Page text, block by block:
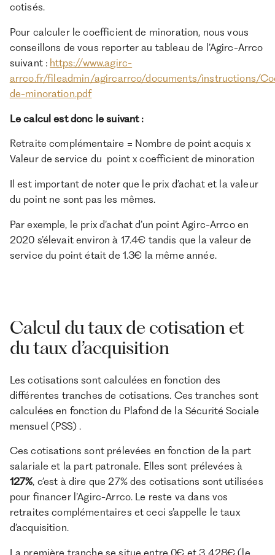
cotisés.
Pour calculer le coefficient de minoration, nous vous
conseillons de vous reporter au tableau de l’Agirc-Arrco
suivant : https://www.agirc-
arrco.fr/fileadmin/agircarrco/documents/instructions/
de-minoration.pdf
Le calcul est donc le suivant :
Retraite complémentaire = Nombre de point acquis x
Valeur de service du point x coefficient de minoration
Il est important de noter que le prix d’achat et la valeur
du point ne sont pas les mêmes.
Par exemple, le prix d’achat d’un point Agirc-Arrco en
2020 s’élevait environ à 17.4€ tandis que la valeur de
service du point était de 1.3€ la même année.
Calcul du taux de cotisation et
du taux d’acquisition
Les cotisations sont calculées en fonction des
différentes tranches de cotisations. Ces tranches sont
calculées en fonction du Plafond de la Sécurité Sociale
mensuel (PSS) .
Ces cotisations sont prélevées en fonction de la part
salariale et la part patronale. Elles sont prélevées à
127%, c’est à dire que 27% des cotisations sont utilisées
pour financer l’Agirc-Arrco. Le reste va dans vos
retraites complémentaires et ceci s’appelle le taux
d’acquisition.
La première tranche se situe entre 0€ et 3 428€ (le